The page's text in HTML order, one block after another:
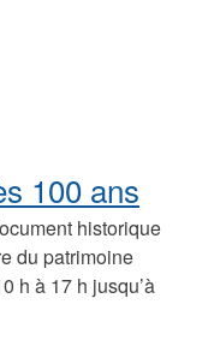
100 ans
historique
du patrimoine
h à 17 h jusqu’à